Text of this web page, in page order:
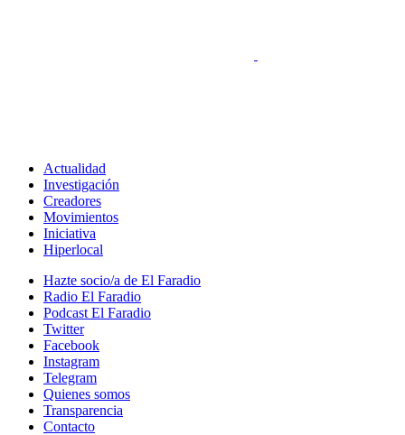
Actualidad
Investigación
Creadores
Movimientos
Iniciativa
Hiperlocal
Hazte socio/a de El Faradio
Radio El Faradio
Podcast El Faradio
Twitter
Facebook
Instagram
Telegram
Quienes somos
Transparencia
Contacto